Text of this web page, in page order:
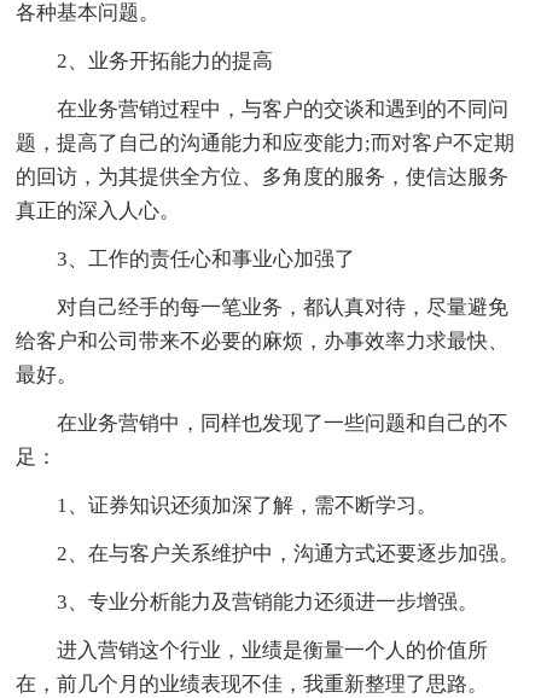
各种基本问题。
2、业务开拓能力的提高
在业务营销过程中，与客户的交谈和遇到的不同问
题，提高了自己的沟通能力和应变能力;而对客户不定期
的回访，为其提供全方位、多角度的服务，使信达服务
真正的深入人心。
3、工作的责任心和事业心加强了
对自己经手的每一笔业务，都认真对待，尽量避免
给客户和公司带来不必要的麻烦，办事效率力求最快、
最好。
在业务营销中，同样也发现了一些问题和自己的不
足：
1、证券知识还须加深了解，需不断学习。
2、在与客户关系维护中，沟通方式还要逐步加强。
3、专业分析能力及营销能力还须进一步增强。
进入营销这个行业，业绩是衡量一个人的价值所
在，前几个月的业绩表现不佳，我重新整理了思路。